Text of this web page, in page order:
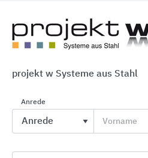
Produktion ausschließlich in
Salzkotten, bietet projekt w
höchsten
projekt w Systeme aus Stahl
Anrede
Vorname